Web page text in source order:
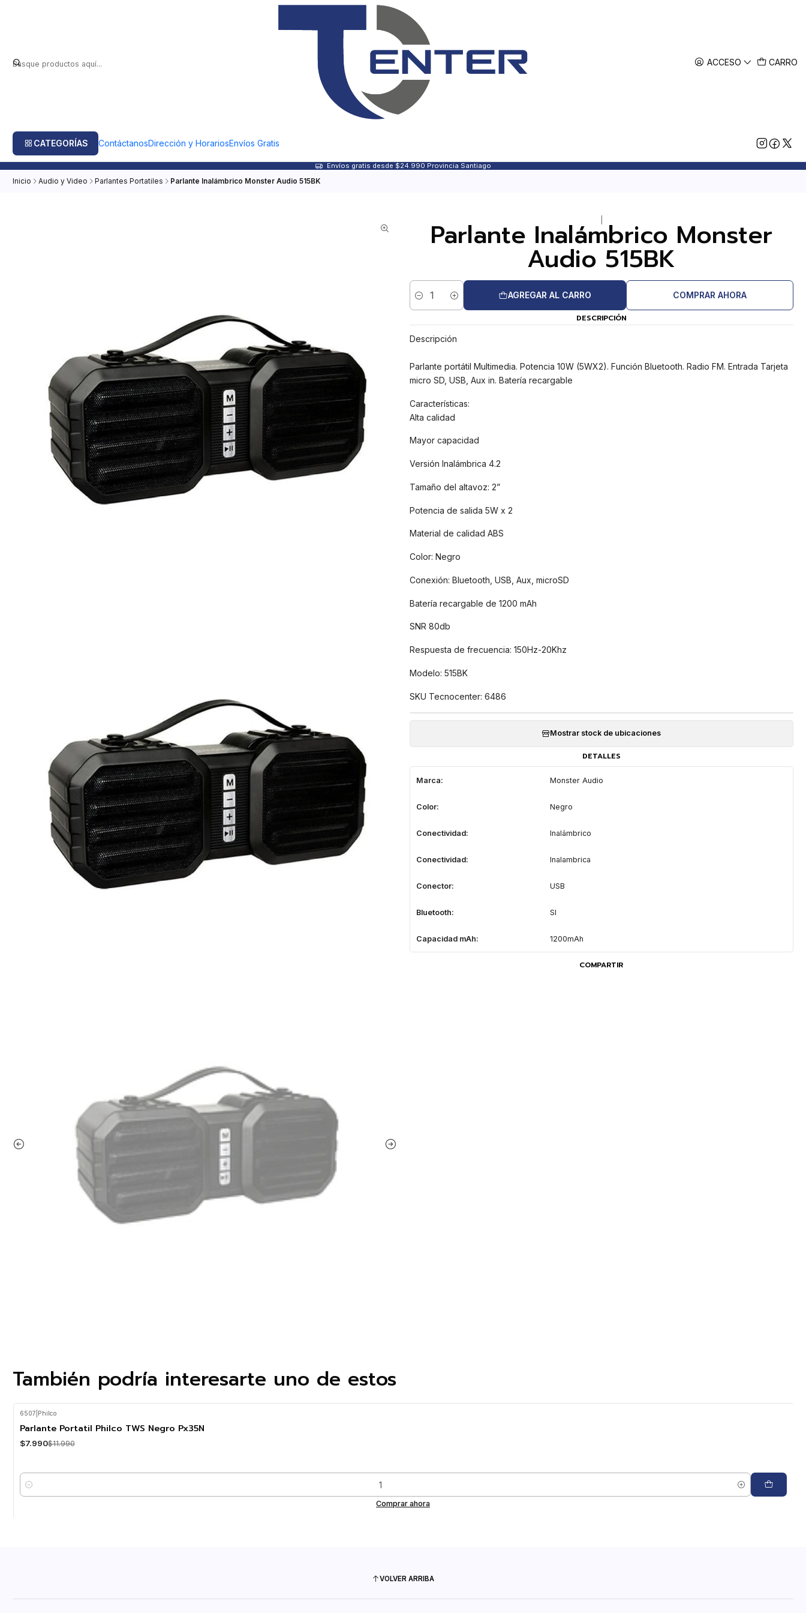
ACCESO CARRO
CATEGORÍAS ContáctanosDirección y HorariosEnvíos Gratis
Envíos gratis desde $24.990 Provincia Santiago
Inicio Audio y Video Parlantes Portatiles Parlante Inalámbrico Monster Audio 515BK
Parlante Inalámbrico Monster
Audio 515BK
Cantidad
AGREGAR AL CARRO COMPRAR AHORA
DESCRIPCIÓN
Descripción
Parlante portátil Multimedia. Potencia 10W (5WX2). Función Bluetooth. Radio FM. Entrada Tarjeta
micro SD, USB, Aux in. Batería recargable
Características:
Alta calidad
Mayor capacidad
Versión Inalámbrica 4.2
Tamaño del altavoz: 2”
Potencia de salida 5W x 2
Material de calidad ABS
Color: Negro
Conexión: Bluetooth, USB, Aux, microSD
Batería recargable de 1200 mAh
SNR 80db
Respuesta de frecuencia: 150Hz-20Khz
Modelo: 515BK
SKU Tecnocenter: 6486
Mostrar stock de ubicaciones
DETALLES
Marca: Monster Audio
Color: Negro
Conectividad: Inalámbrico
Conectividad: Inalambrica
Conector: USB
Bluetooth: SI
Capacidad mAh: 1200mAh
COMPARTIR
También podría interesarte uno de estos
-33% OFF
6507 Philco
Parlante Portatil Philco TWS Negro Px35N
$7.990$11.990
Cantidad
Comprar ahora
VOLVER ARRIBA